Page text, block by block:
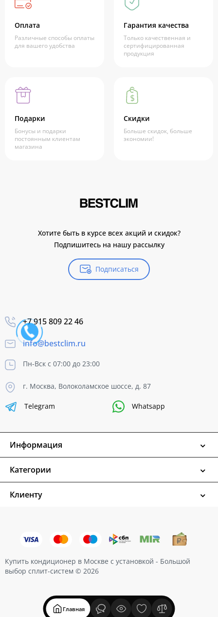
Главная
Оплата
Различные способы оплаты
для вашего удобства
Гарантия качества
Только качественная и
сертифицированная
продукция
Подарки
Бонусы и подарки
постоянным клиентам
магазина
Скидки
Больше скидок, больше
экономии!
Хотите быть в курсе всех акций и скидок?
Подпишитесь на нашу рассылку
Подписаться
+7 915 809 22 46
info@bestclim.ru
Пн-Вск с 07:00 до 23:00
г. Москва, Волоколамское шоссе, д. 87
Telegram Whatsapp
Информация
Категории
Клиенту
Купить кондиционер в Москве с установкой - Большой
выбор сплит-систем © 2026